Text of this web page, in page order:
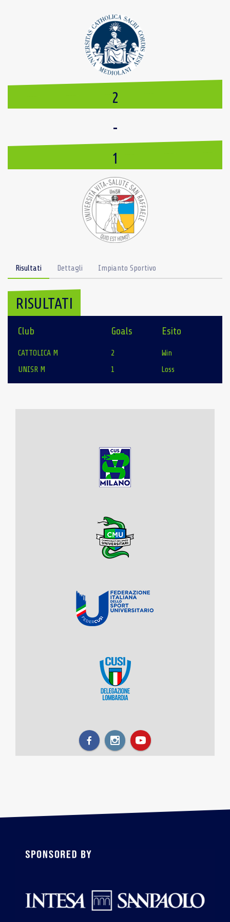
2
-
1
Risultati Dettagli Impianto Sportivo
RISULTATI
Club Goals Esito
CATTOLICA M 2
Win
UNISR M
1 Loss